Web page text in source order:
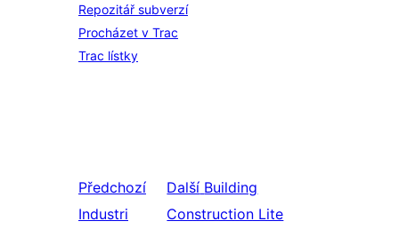
Repozitář subverzí
Procházet v Trac
Trac lístky
Předchozí
Industri
Další Building
Construction Lite